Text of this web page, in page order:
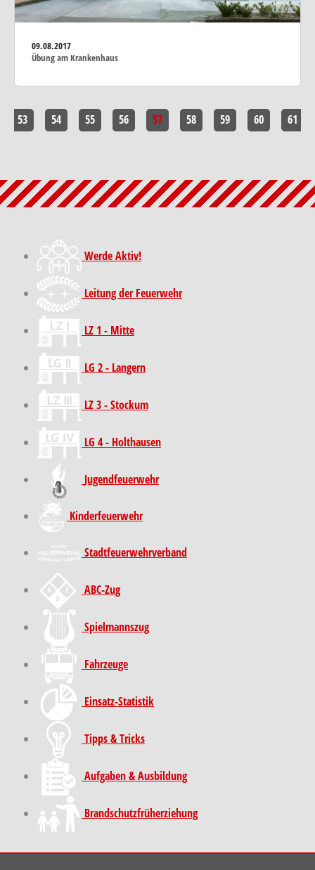
09.08.2017
Übung am Krankenhaus
53 54 55 56 57 58 59 60 61
Werde Aktiv!
Leitung der Feuerwehr
LZ 1 - Mitte
LG 2 - Langern
LZ 3 - Stockum
LG 4 - Holthausen
Jugendfeuerwehr
Kinder­feuer­wehr
Stadt­feuer­wehr­verband
ABC-Zug
Spielmannszug
Fahrzeuge
Einsatz-Statistik
Tipps & Tricks
Aufgaben & Ausbildung
Brand­schutz­früh­erziehung